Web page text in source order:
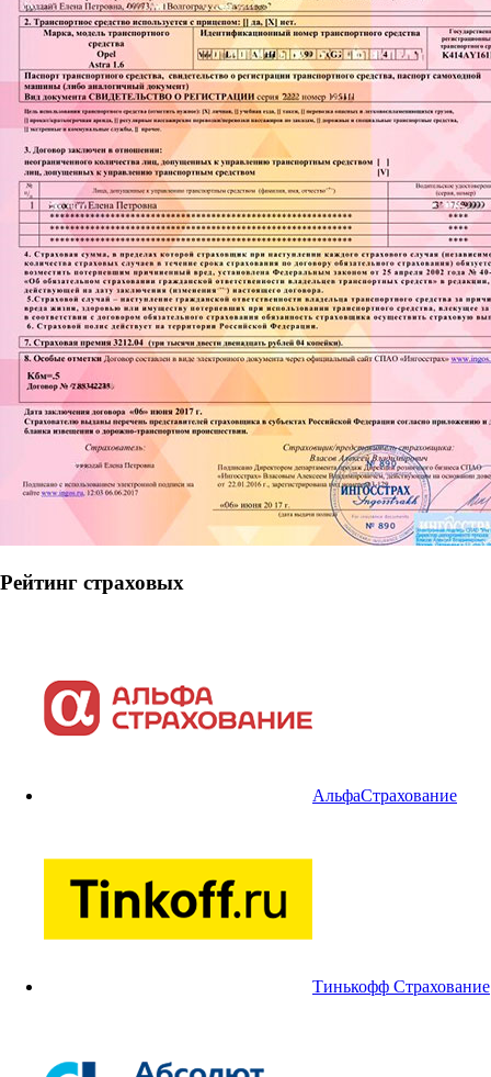
Рейтинг страховых
АльфаСтрахование
Тинькофф Страхование